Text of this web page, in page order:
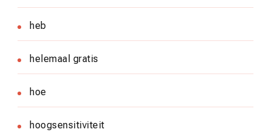
heb
helemaal gratis
hoe
hoogsensitiviteit